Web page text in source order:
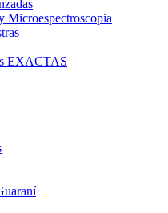
Microespectroscopia
EXACTAS